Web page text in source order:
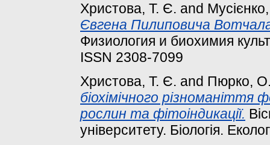
Христова, Т. Є. and
Євгена Пилиповича
Физиология и биохимия
ISSN 2308-7099
Христова, Т. Є. and Пюрко,
біохімічного різноманіття
рослин та фітоіндикації.
університету. Біологія.